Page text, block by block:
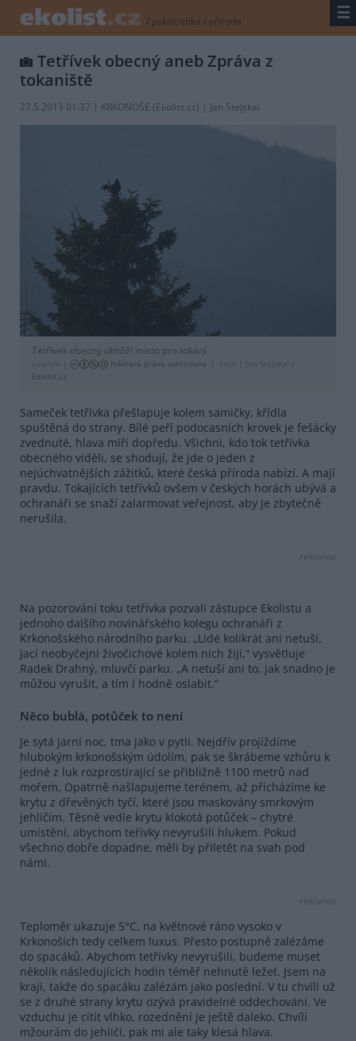
/ publicistika / příroda ☰
Tetřívek obecný aneb Zpráva z
tokaniště
27.5.2013 01:37 | KRKONOŠE (Ekolist.cz) | Jan Stejskal
Tetřívek obecný obhlíží místo pro tokání
Licence | Některá práva vyhrazena Foto |
Jan Stejskal /
Ekolist.cz
Sameček tetřívka přešlapuje kolem samičky, křídla
spuštěná do strany. Bílé peří podocasních krovek je fešácky
zvednuté, hlava míří dopředu. Všichni, kdo tok tetřívka
obecného viděli, se shodují, že jde o jeden z
nejúchvatnějších zážitků, které česká příroda nabízí. A mají
pravdu. Tokajících tetřívků ovšem v českých horách ubývá a
ochranáři se snaží zalarmovat veřejnost, aby je zbytečně
nerušila.
reklama
Na pozorování toku tetřívka pozvali zástupce Ekolistu a
jednoho dalšího novinářského kolegu ochranáři z
Krkonošského národního parku. „Lidé kolikrát ani netuší,
jací neobyčejní živočichové kolem nich žijí,“ vysvětluje
Radek Drahný, mluvčí parku. „A netuší ani to, jak snadno je
můžou vyrušit, a tím i hodně oslabit.“
Něco bublá, potůček to není
Je sytá jarní noc, tma jako v pytli. Nejdřív projíždíme
hlubokým krkonošským údolím, pak se škrábeme vzhůru k
jedné z luk rozprostírající se přibližně 1100 metrů nad
mořem. Opatrně našlapujeme terénem, až přicházíme ke
krytu z dřevěných tyčí, které jsou maskovány smrkovým
jehličím. Těsně vedle krytu klokotá potůček – chytré
umístění, abychom teřívky nevyrušili hlukem. Pokud
všechno dobře dopadne, měli by přiletět na svah pod
námi.
reklama
Teploměr ukazuje 5°C, na květnové ráno vysoko v
Krkonoších tedy celkem luxus. Přesto postupně zalézáme
do spacáků. Abychom tetřívky nevyrušili, budeme muset
několik následujících hodin téměř nehnutě ležet. Jsem na
kraji, takže do spacáku zalézám jako poslední. V tu chvíli už
se z druhé strany krytu ozývá pravidelné oddechování. Ve
vzduchu je cítit vlhko, rozednění je ještě daleko. Chvíli
mžourám do jehličí, pak mi ale taky klesá hlava.